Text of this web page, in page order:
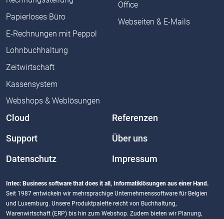
Papierloses Büro
E-Rechnungen mit Peppol
Lohnbuchhaltung
Zeitwirtschaft
Kassensystem
Webshops & Weblösungen
Office
Webseiten & E-Mails
Cloud Referenzen
Support Über uns
Datenschutz Impressum
Intec: Business software that does it all, Informatiklösungen aus einer Hand.
Seit 1987 entwickeln wir mehrsprachige Unternehmenssoftware für Belgien
und Luxemburg. Unsere Produktpalette reicht von Buchhaltung,
Warenwirtschaft (ERP) bis hin zum Webshop. Zudem bieten wir Planung,